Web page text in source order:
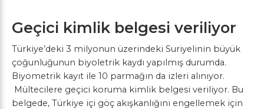
Geçici kimlik belgesi veriliyor
Türkiye’deki 3 milyonun üzerindeki Suriyelinin büyük
çoğunluğunun biyoletrik kaydı yapılmış durumda.
Biyometrik kayıt ile 10 parmağın da izleri alınıyor.
Mültecilere geçici koruma kimlik belgesi veriliyor. Bu
belgede, Türkiye içi göç akışkanlığını engellemek için